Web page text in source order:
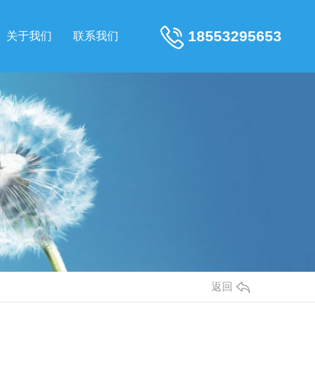
18553295653
关于我们 联系我们
返回